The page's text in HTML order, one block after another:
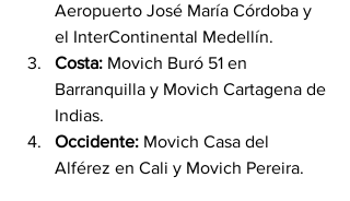
Aeropuerto José María Córdoba y
el InterContinental Medellín.
Costa: Movich Buró 51 en
Barranquilla y Movich Cartagena de
Indias.
Occidente: Movich Casa del
Alférez en Cali y Movich Pereira.